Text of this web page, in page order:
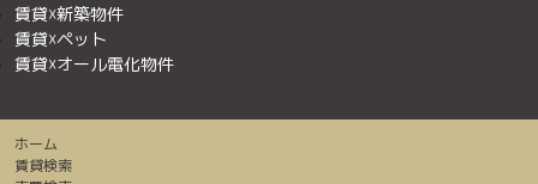
賃貸☓新築物件
賃貸☓ペット
賃貸☓オール電化物件
ホーム
賃貸検索